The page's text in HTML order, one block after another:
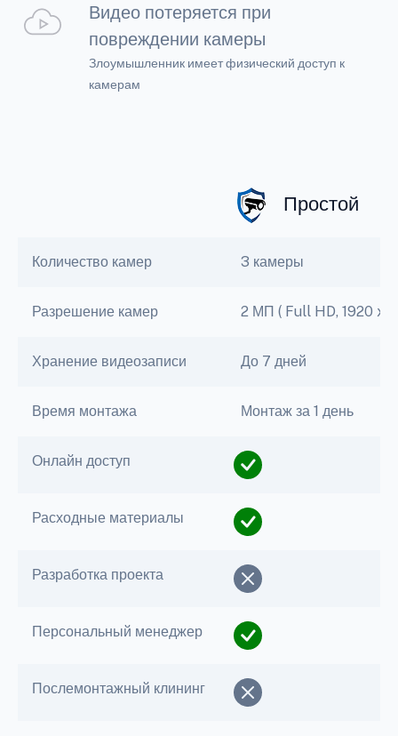
Видео потеряется при
повреждении камеры
Злоумышленник имеет физический доступ к
камерам
Простой
Количество камер 3 камеры
Разрешение камер 2 МП ( Full HD, 1920 x
Хранение видеозаписи До 7 дней
Время монтажа Монтаж за 1 день
Онлайн доступ
Расходные материалы
Разработка проекта
Персональный менеджер
Послемонтажный клининг